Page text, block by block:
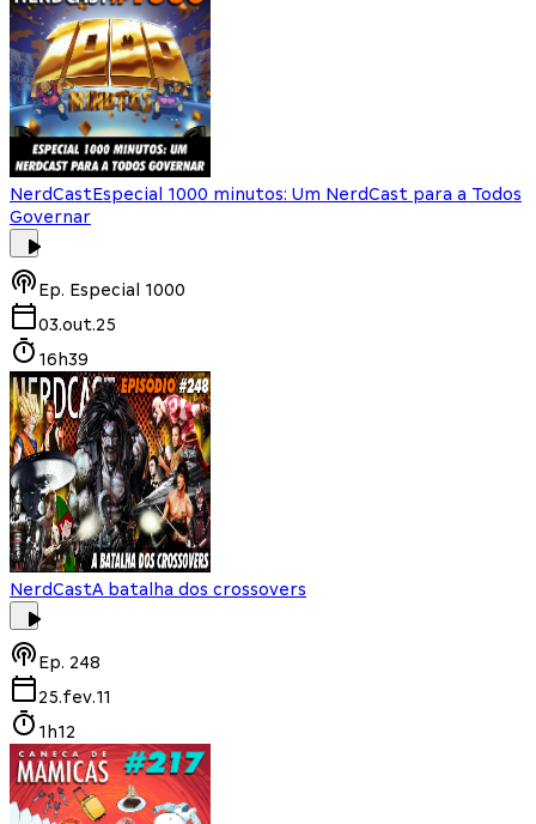
NerdCastEspecial 1000 minutos: Um NerdCast para a Todos
Governar
Ep. Especial 1000
03.out.25
16h39
NerdCastA batalha dos crossovers
Ep. 248
25.fev.11
1h12